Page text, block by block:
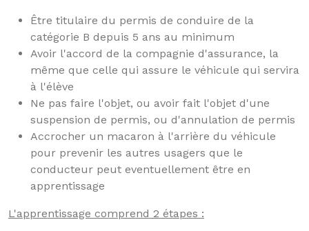
Être titulaire du permis de conduire de la
catégorie B depuis 5 ans au minimum
Avoir l'accord de la compagnie d'assurance, la
même que celle qui assure le véhicule qui servira
à l'élève
Ne pas faire l'objet, ou avoir fait l'objet d'une
suspension de permis, ou d'annulation de permis
Accrocher un macaron à l'arrière du véhicule
pour prevenir les autres usagers que le
conducteur peut eventuellement être en
apprentissage
L'apprentissage comprend 2 étapes :